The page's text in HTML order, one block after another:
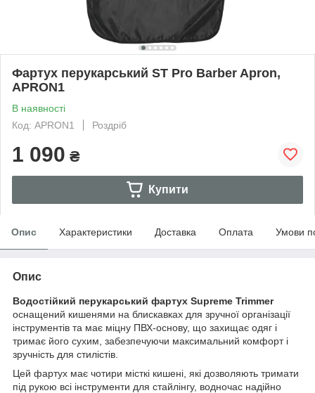
Фартух перукарський ST Pro Barber Apron,
APRON1
В наявності
Код: APRON1
Роздріб
1 090 ₴
Купити
Опис Характеристики Доставка Оплата Умови
Опис
Водостійкий перукарський фартух Supreme Trimmer
оснащений кишенями на блискавках для зручної організації
інструментів та має міцну ПВХ-основу, що захищає одяг і
тримає його сухим, забезпечуючи максимальний комфорт і
зручність для стилістів.
Цей фартух має чотири місткі кишені, які дозволяють тримати
під рукою всі інструменти для стайлінгу, водночас надійно